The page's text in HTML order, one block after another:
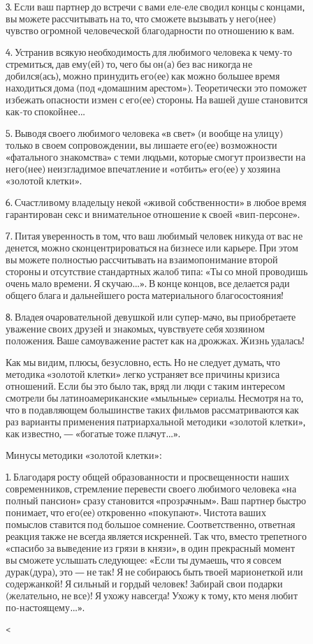
3. Если ваш партнер до встречи с вами еле-еле сводил концы с концами,
вы можете рассчитывать на то, что сможете вызывать у него(нее)
чувство огромной человеческой благодарности по отношению к вам.
4. Устранив всякую необходимость для любимого человека к чему-то
стремиться, дав ему(ей) то, чего бы он(а) без вас никогда не
добился(ась), можно принудить его(ее) как можно большее время
находиться дома (под «домашним арестом»). Теоретически это поможет
избежать опасности измен с его(ее) стороны. На вашей душе становится
как-то спокойнее…
5. Выводя своего любимого человека «в свет» (и вообще на улицу)
только в своем сопровождении, вы лишаете его(ее) возможности
«фатального знакомства» с теми людьми, которые смогут произвести на
него(нее) неизгладимое впечатление и «отбить» его(ее) у хозяина
«золотой клетки».
6. Счастливому владельцу некой «живой собственности» в любое время
гарантирован секс и внимательное отношение к своей «вип-персоне».
7. Питая уверенность в том, что ваш любимый человек никуда от вас не
денется, можно сконцентрироваться на бизнесе или карьере. При этом
вы можете полностью рассчитывать на взаимопонимание второй
стороны и отсутствие стандартных жалоб типа: «Ты со мной проводишь
очень мало времени. Я скучаю…». В конце концов, все делается ради
общего блага и дальнейшего роста материального благосостояния!
8. Владея очаровательной девушкой или супер-мачо, вы приобретаете
уважение своих друзей и знакомых, чувствуете себя хозяином
положения. Ваше самоуважение растет как на дрожжах. Жизнь удалась!
Как мы видим, плюсы, безусловно, есть. Но не следует думать, что
методика «золотой клетки» легко устраняет все причины кризиса
отношений. Если бы это было так, вряд ли люди с таким интересом
смотрели бы латиноамериканские «мыльные» сериалы. Несмотря на то,
что в подавляющем большинстве таких фильмов рассматриваются как
раз варианты применения патриархальной методики «золотой клетки»,
как известно, — «богатые тоже плачут…».
Минусы методики «золотой клетки»:
1. Благодаря росту общей образованности и просвещенности наших
современников, стремление перевести своего любимого человека «на
полный пансион» сразу становится «прозрачным». Ваш партнер быстро
понимает, что его(ее) откровенно «покупают». Чистота ваших
помыслов ставится под большое сомнение. Соответственно, ответная
реакция также не всегда является искренней. Так что, вместо трепетного
«спасибо за выведение из грязи в князи», в один прекрасный момент
вы сможете услышать следующее: «Если ты думаешь, что я совсем
дурак(дура), это — не так! Я не собираюсь быть твоей марионеткой или
содержанкой! Я сильный и гордый человек! Забирай свои подарки
(желательно, не все)! Я ухожу навсегда! Ухожу к тому, кто меня любит
по-настоящему…».
<